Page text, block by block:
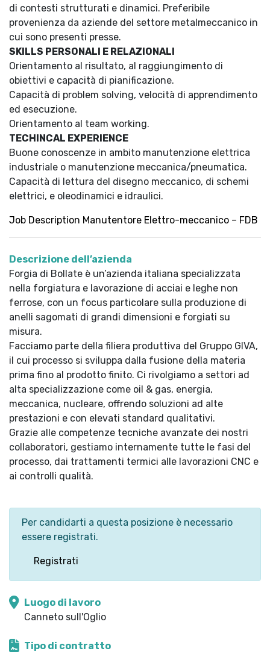
di contesti strutturati e dinamici. Preferibile
provenienza da aziende del settore metalmeccanico in
cui sono presenti presse.
SKILLS PERSONALI E RELAZIONALI
Orientamento al risultato, al raggiungimento di
obiettivi e capacità di pianificazione.
Capacità di problem solving, velocità di apprendimento
ed esecuzione.
Orientamento al team working.
TECHINCAL EXPERIENCE
Buone conoscenze in ambito manutenzione elettrica
industriale o manutenzione meccanica/pneumatica.
Capacità di lettura del disegno meccanico, di schemi
elettrici, e oleodinamici e idraulici.
Job Description Manutentore Elettro-meccanico – FDB
Descrizione dell’azienda
Forgia di Bollate è un’azienda italiana specializzata
nella forgiatura e lavorazione di acciai e leghe non
ferrose, con un focus particolare sulla produzione di
anelli sagomati di grandi dimensioni e forgiati su
misura.
Facciamo parte della filiera produttiva del Gruppo GIVA,
il cui processo si sviluppa dalla fusione della materia
prima fino al prodotto finito. Ci rivolgiamo a settori ad
alta specializzazione come oil & gas, energia,
meccanica, nucleare, offrendo soluzioni ad alte
prestazioni e con elevati standard qualitativi.
Grazie alle competenze tecniche avanzate dei nostri
collaboratori, gestiamo internamente tutte le fasi del
processo, dai trattamenti termici alle lavorazioni CNC e
ai controlli qualità.
Per candidarti a questa posizione è necessario
essere registrati.
Registrati
Luogo di lavoro
Canneto sull'Oglio
Tipo di contratto